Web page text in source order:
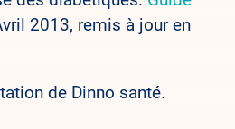
2013, remis à jour en
de Dinno santé.